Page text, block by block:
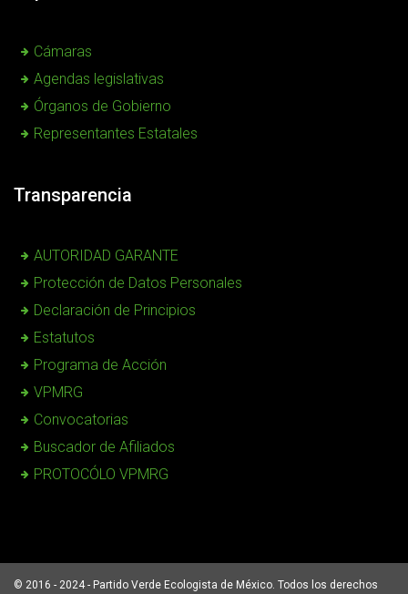
Cámaras
Agendas legislativas
Órganos de Gobierno
Representantes Estatales
Transparencia
AUTORIDAD GARANTE
Protección de Datos Personales
Declaración de Principios
Estatutos
Programa de Acción
VPMRG
Convocatorias
Buscador de Afiliados
PROTOCÓLO VPMRG
© 2016 - 2024 - Partido Verde Ecologista de México. Todos los derechos